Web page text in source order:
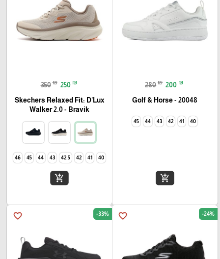
280 ₪ 200 ₪
Golf & Horse - 20048
40
41
42
43
44
45
add_shopping_cart
350 ₪ 250 ₪
Skechers Relaxed Fit: D'Lux
Walker 2.0 - Bravik
40
41
42
42.5
43
44
45
46
add_shopping_cart
favorite_border -24%
favorite_border -33%